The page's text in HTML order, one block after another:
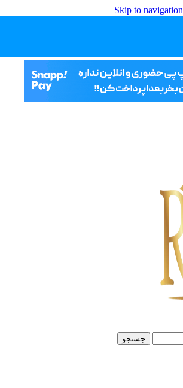
Skip to navigation
جستجو